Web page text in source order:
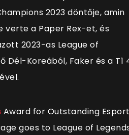
2023 döntője, amin
verte a Paper Rex-et, és
2023-as League of
Dél-Koreából, Faker és a T1
Award for Outstanding
goes to League of